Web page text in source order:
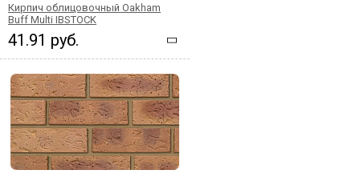
Кирпич облицовочный Oakham
Buff Multi IBSTOCK
41.91 руб.